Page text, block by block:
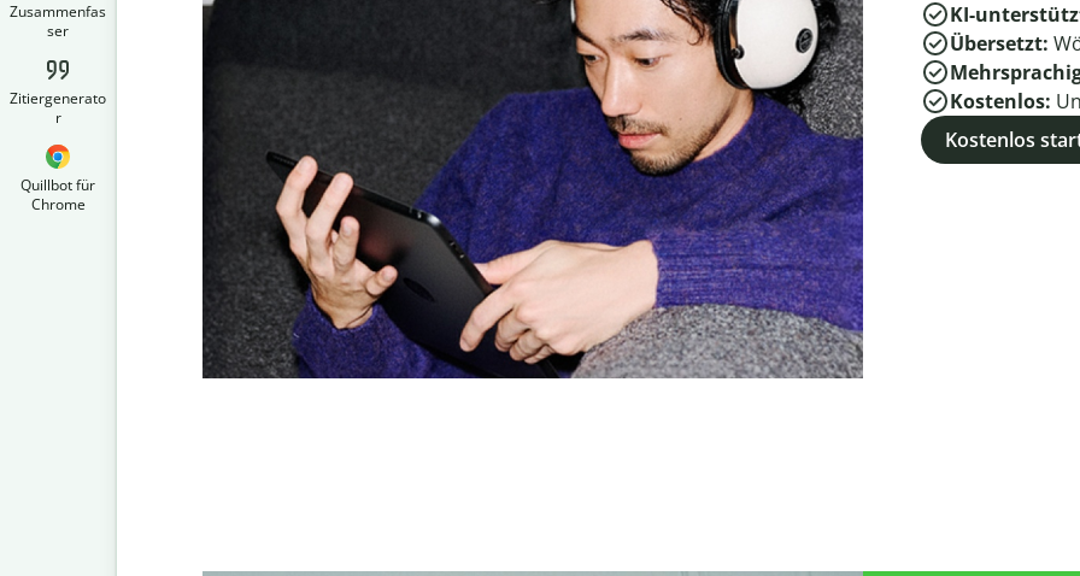
Zusammenfas
ser
Zitiergenerato
r
Quillbot für
Chrome
KI-
Übersetzt:
Kostenlos:
Kostenlos